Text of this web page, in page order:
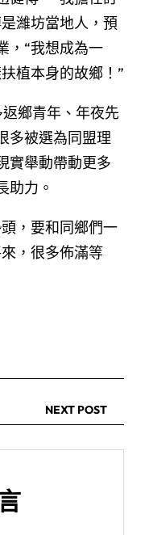
濰坊當地人，預
，“我想成為一
植本身的故鄉！”
鄉青年、年夜先
多被選為同盟理
實舉動帶動更多
助力。
，要和同鄉們一
，很多佈滿等
NEXT POST